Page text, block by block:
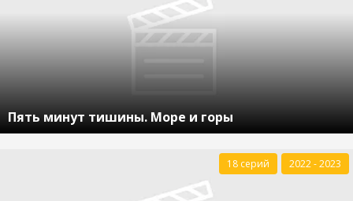
Пять минут тишины. Море и горы
18 серий 2022 - 2023